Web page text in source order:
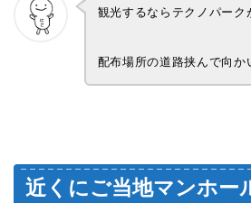
観光するならテクノパーク
配布場所の道路挟んで向か
近くにご当地マンホー